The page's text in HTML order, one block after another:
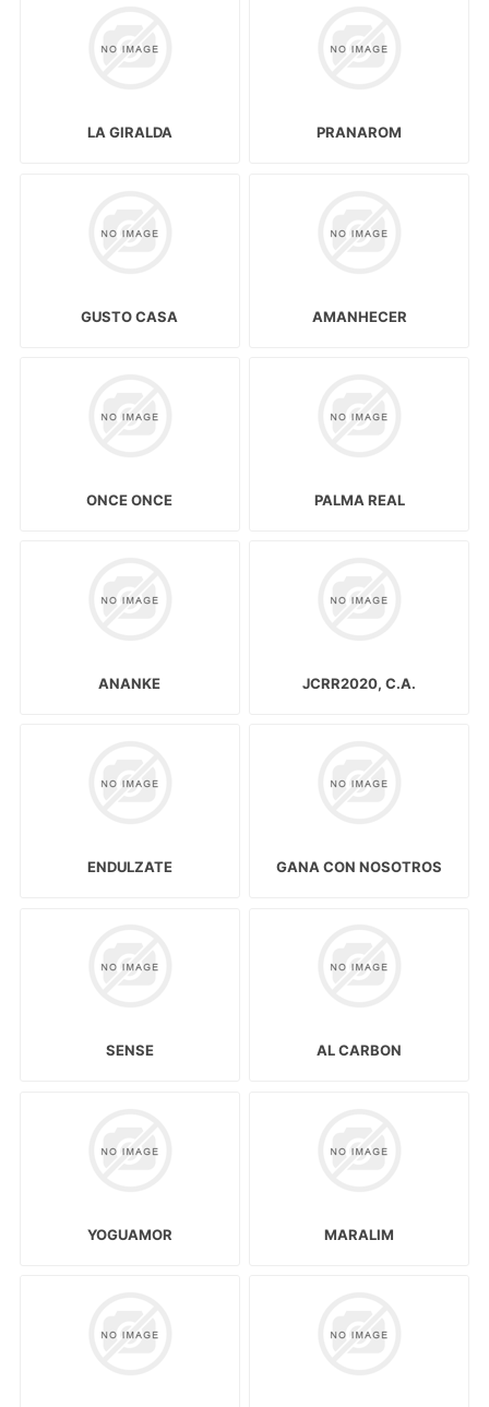
LA GIRALDA PRANAROM
GUSTO CASA AMANHECER
ONCE ONCE PALMA REAL
ANANKE JCRR2020, C.A.
ENDULZATE GANA CON NOSOTROS
SENSE AL CARBON
YOGUAMOR MARALIM